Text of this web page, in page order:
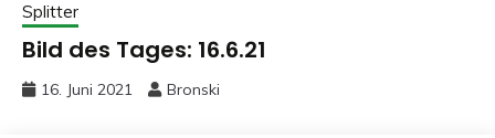
Splitter
Bild des Tages: 16.6.21
16. Juni 2021 Bronski